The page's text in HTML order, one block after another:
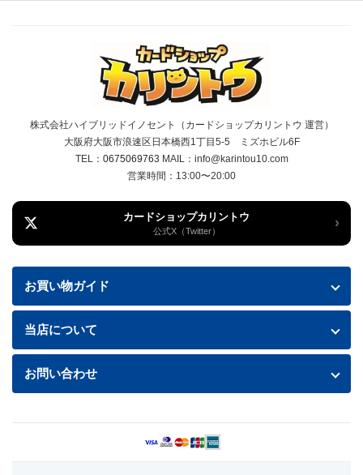
株式会社ハイブリッドイノセント（カードショップカリントウ 運営）
大阪府大阪市浪速区日本橋西1丁目5-5 ミズホビル6F
TEL： 0675069763 MAIL：info@karintou10.com
営業時間：13:00〜20:00
カードショップカリントウ
公式X（Twitter） ›
お買い物ガイド
お買い物ガイド
送料・配送について
お支払い方法
当店について
特定商取引法に基づく表記
お問い合わせ